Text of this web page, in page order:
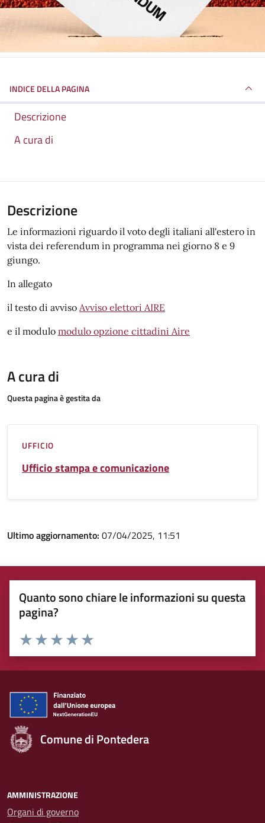
INDICE DELLA PAGINA
Descrizione
A cura di
Descrizione
Le informazioni riguardo il voto degli italiani all'estero in
vista dei referendum in programma nei giorno 8 e 9
giungo.
In allegato
il testo di avviso Avviso elettori AIRE
e il modulo modulo opzione cittadini Aire
A cura di
Questa pagina è gestita da
UFFICIO
Ufficio stampa e comunicazione
Ultimo aggiornamento: 07/04/2025, 11:51
Quanto sono chiare le informazioni su questa
pagina?
Rating:
Valuta 5 stelle su 5
Valuta 4 stelle su 5
Valuta 3 stelle su 5
Valuta 2 stelle su 5
Valuta 1 stelle su 5
Comune di Pontedera
AMMINISTRAZIONE
Organi di governo